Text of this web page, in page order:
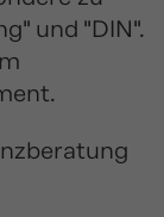
und "DIN".